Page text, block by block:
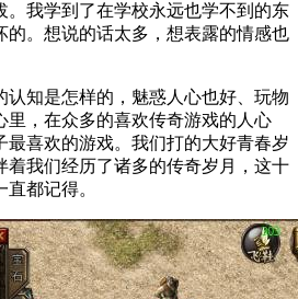
。我学到了在学校永远也学不到的东
的。想说的话太多，想表露的情感也
认知是怎样的，魅惑人心也好、玩物
里，在众多的喜欢传奇游戏的人心
最喜欢的游戏。我们打的大好青春岁
着我们经历了诸多的传奇岁月，这十
都记得。